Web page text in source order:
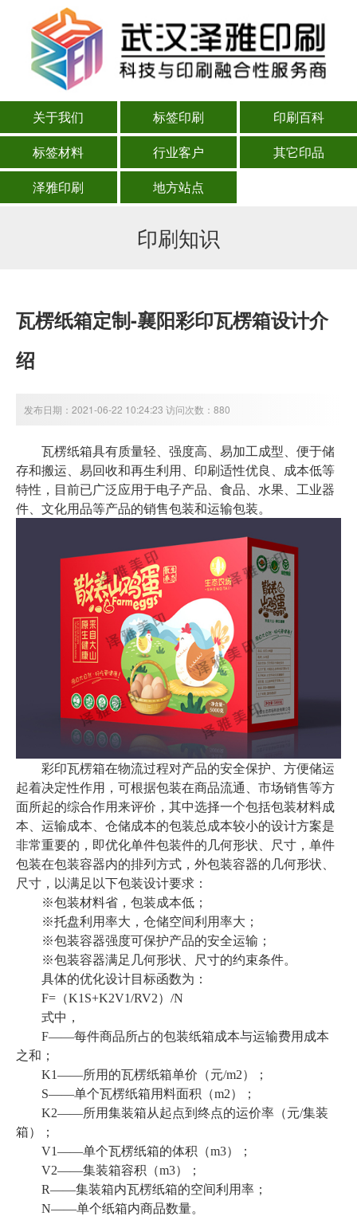
关于我们 标签印刷
印刷百科
标签材料
行业客户
其它印品
泽雅印刷
地方站点
印刷知识
瓦楞纸箱定制-襄阳彩印瓦楞箱设计介
绍
发布日期：2021-06-22 10:24:23 访问次数：880
瓦楞纸箱具有质量轻、强度高、易加工成型、便于储
存和搬运、易回收和再生利用、印刷适性优良、成本低等
特性，目前已广泛应用于电子产品、食品、水果、工业器
件、文化用品等产品的销售包装和运输包装。
彩印瓦楞箱在物流过程对产品的安全保护、方便储运
起着决定性作用，可根据包装在商品流通、市场销售等方
面所起的综合作用来评价，其中选择一个包括包装材料成
本、运输成本、仓储成本的包装总成本较小的设计方案是
非常重要的，即优化单件包装件的几何形状、尺寸，单件
包装在包装容器内的排列方式，外包装容器的几何形状、
尺寸，以满足以下包装设计要求：
※包装材料省，包装成本低；
※托盘利用率大，仓储空间利用率大；
※包装容器强度可保护产品的安全运输；
※包装容器满足几何形状、尺寸的约束条件。
具体的优化设计目标函数为：
F=（K1S+K2V1/RV2）/N
式中，
F——每件商品所占的包装纸箱成本与运输费用成本
之和；
K1——所用的瓦楞纸箱单价（元/m2）；
S——单个瓦楞纸箱用料面积（m2）；
K2——所用集装箱从起点到终点的运价率（元/集装
箱）；
V1——单个瓦楞纸箱的体积（m3）；
V2——集装箱容积（m3）；
R——集装箱内瓦楞纸箱的空间利用率；
N——单个纸箱内商品数量。